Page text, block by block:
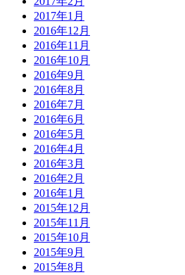
2017年1月
2016年12月
2016年11月
2016年10月
2016年9月
2016年8月
2016年7月
2016年6月
2016年5月
2016年4月
2016年3月
2016年2月
2016年1月
2015年12月
2015年11月
2015年10月
2015年9月
2015年8月